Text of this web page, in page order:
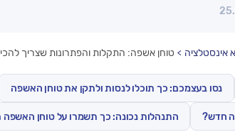
אינסטלציה טוחן אשפה: התקלות והפתרונות שצריך
נסו בעצמכם: כך תוכלו לנסות ולתקן את טוחן האשפה
חדש? התנהלות נכונה: כך תשמרו על טוחן האשפה